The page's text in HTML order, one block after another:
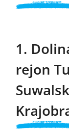
1.
rejon